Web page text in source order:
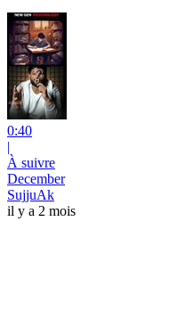
0:40
|
À suivre
December
SujjuAk
il y a 2 mois